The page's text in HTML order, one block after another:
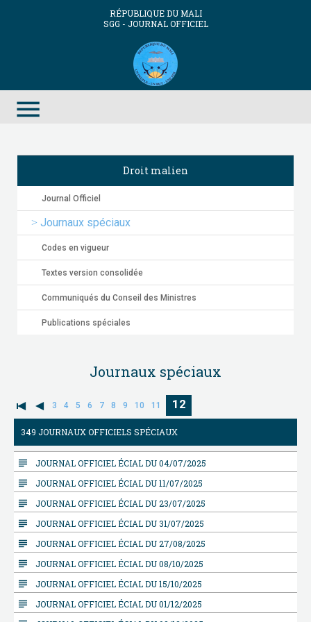
RÉPUBLIQUE DU MALI
SGG - JOURNAL OFFICIEL
menu
Droit malien
Journal Officiel
Journaux spéciaux
Codes en vigueur
Textes version consolidée
Communiqués du Conseil des Ministres
Publications spéciales
Journaux spéciaux
3 4 5 6 7 8 9 10 11 12
349 JOURNAUX OFFICIELS SPÉCIAUX
subject JOURNAL OFFICIEL ÉCIAL DU 04/07/2025
subject JOURNAL OFFICIEL ÉCIAL DU 11/07/2025
subject JOURNAL OFFICIEL ÉCIAL DU 23/07/2025
subject JOURNAL OFFICIEL ÉCIAL DU 31/07/2025
subject JOURNAL OFFICIEL ÉCIAL DU 27/08/2025
subject JOURNAL OFFICIEL ÉCIAL DU 08/10/2025
subject JOURNAL OFFICIEL ÉCIAL DU 15/10/2025
subject JOURNAL OFFICIEL ÉCIAL DU 01/12/2025